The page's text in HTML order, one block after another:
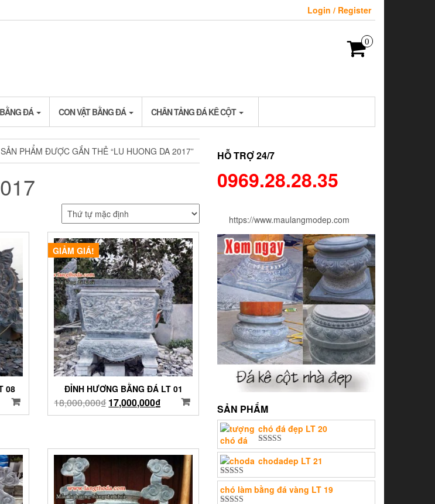
Login / Register
0
ĐÁ CON VẬT BẰNG ĐÁ CHÂN TẢNG ĐÁ KÊ CỘT
PHẨM ĐƯỢC GẮN THẺ “LU HUONG DA 2017”
08
GIẢM GIÁ!
ĐỈNH HƯƠNG BẰNG ĐÁ LT 01
18,000,000₫17,000,000₫
HỖ TRỢ 24/7
0969.28.28.35
https://www.maulangmodep.com
SẢN PHẨM
chó đá đẹp LT 20
Được xếp
hạng5.005
sao
chodadep LT 21
Được xếp
hạng 5.00 5
sao
chó làm bằng đá vàng LT 19